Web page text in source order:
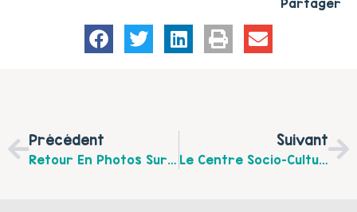
Partager
Précédent
Retour En Photos Sur La Semaine De La Petite Enfance Du Centre Social Eclaté
Suivant
Le Centre Socio-Culturel Le Nautilus Organise Des Stages D’autodéfense Féministes